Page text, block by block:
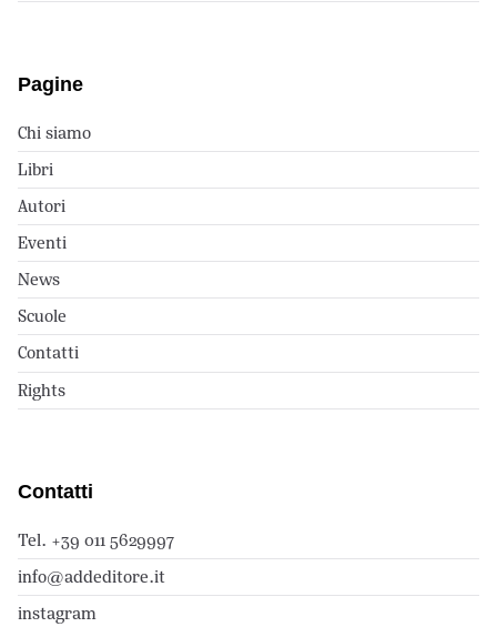
Pagine
Chi siamo
Libri
Autori
Eventi
News
Scuole
Contatti
Rights
Contatti
Tel. +39 011 5629997
info@addeditore.it
instagram